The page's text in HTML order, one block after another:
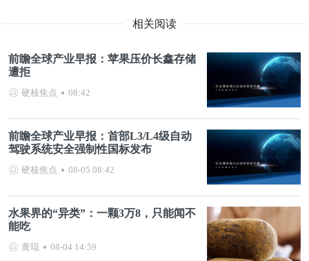
相关阅读
前瞻全球产业早报：苹果压价长鑫存储
遭拒
硬核焦点 08:42
前瞻全球产业早报：首部L3/L4级自动
驾驶系统安全强制性国标发布
硬核焦点 08-05 08:42
水果界的“异类”：一颗3万8，只能闻不
能吃
黄琨 08-04 14:59